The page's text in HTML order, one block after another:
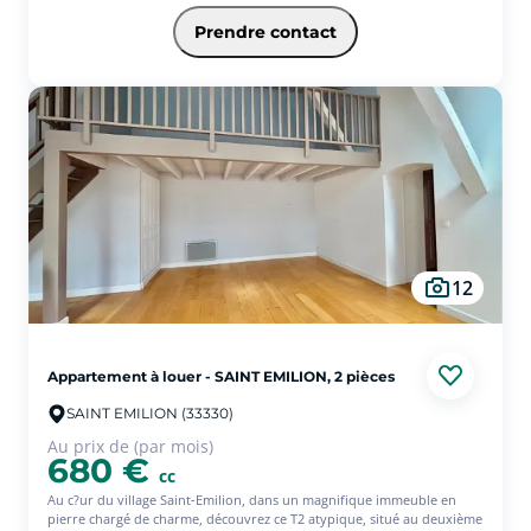
pour les dossiers complets : plus votre dossier est finalisé rapidement,
plus vite vous serez contactés. Afin d'assurer un traitement fluide et
équitable des candidatures, nous vous remercions de privilégier ce
canal et d'éviter les sollicitations en parallèle. Résidence Lucy
séjour, une cuisine et un cellier attenant, deux chambres, une salle
d'eau, wc. Le logement dispose d'un balcon. Des places de parkings
non attribuées sont à votre disposition. Un cellier en rez-de-chaussée.
Ensemble disponible immédiatement. La provision sur charges
comprend : les charges de copropriété, l'eau froide, la taxe d'ordures
ménagères, l'entretien de la chaudière. Ecoles maternelle et
élémentaire à quelques minutes et collège accessible en transports ou
vélo. Commerces de proximité et centre ville de Carbon-Blanc à 5
minutes de voiture. Gare de Sainte-Eulalie Carbon Blanc : 4 minutes en
voiture / 15 minutes à vélo. Accès rapide à la rocade bordelaise en
moins de 10 minutes. Arrêt de bus "Joliot Curie (ligne60) : 1 minute à
pied Arrêts desservis par les lignes 7 et 57 à environ 4 minutes à pied.
Terminus du tram A « La Gardette - Bassens - Carbon-Blanc » à
isolation par l'extérieur seront effectués sur l'année 2026.
Prendre contact
12
Appartement à louer - SAINT EMILION, 2 pièces
SAINT EMILION (33330)
Au prix de (par mois)
680 € cc
Au c?ur du village Saint-Emilion, dans un magnifique immeuble en
pierre chargé de charme, découvrez ce T2 atypique, situé au deuxième